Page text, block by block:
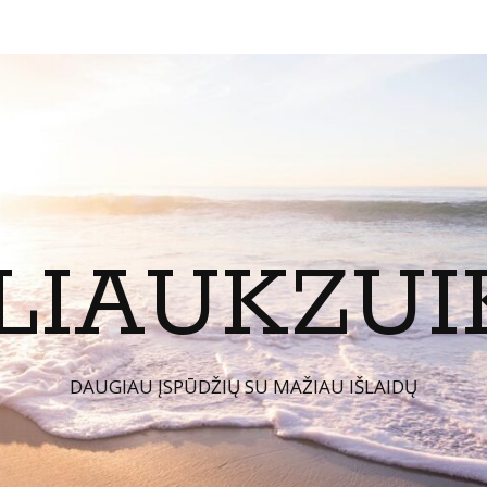
DAUGIAU ĮSPŪDŽIŲ SU MAŽIAU IŠLAIDŲ